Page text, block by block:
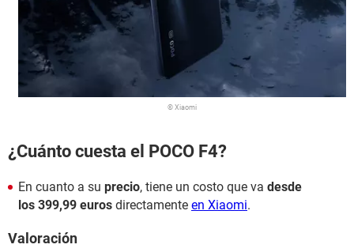
© Xiaomi
¿Cuánto cuesta el POCO F4?
En cuanto a su precio, tiene un costo que va desde
los 399,99 euros directamente en Xiaomi.
Valoración